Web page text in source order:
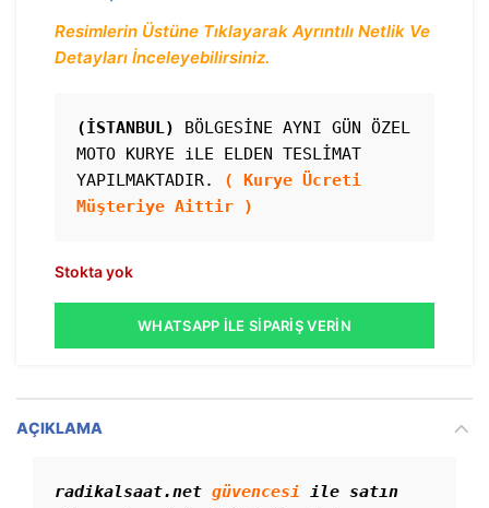
Resimlerin Üstüne Tıklayarak Ayrıntılı Netlik Ve
Detayları İnceleyebilirsiniz.
(İSTANBUL)
BÖLGESİNE AYNI GÜN ÖZEL
MOTO KURYE iLE ELDEN TESLİMAT
YAPILMAKTADIR.
( Kurye Ücreti
Stokta yok
WHATSAPP İLE SIPARIŞ VERIN
AÇIKLAMA
radikalsaat.net güvencesi ile satın